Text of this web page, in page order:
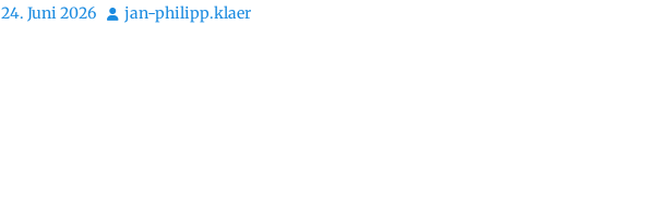
Posted
24. Juni 2026 Autor
jan-philipp.klaer